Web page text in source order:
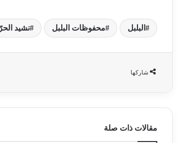
البلبل محفوظات البلبل نشيد
شاركها
مقالات ذات صلة